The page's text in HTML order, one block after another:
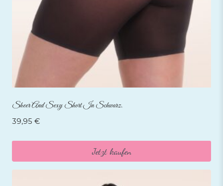
Sheer And Sexy Short In Schwarz.
39,95 €
Jetzt kaufen